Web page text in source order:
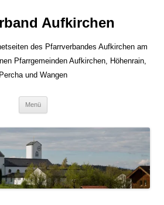
Aufkirchen
des Pfarrverbandes Aufkirchen am
Pfarrgemeinden Aufkirchen, Höhenrain,
Percha und Wangen
Menü